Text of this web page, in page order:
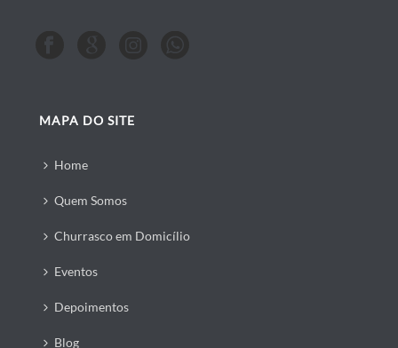
MAPA DO SITE
Home
Quem Somos
Churrasco em Domicílio
Eventos
Depoimentos
Blog